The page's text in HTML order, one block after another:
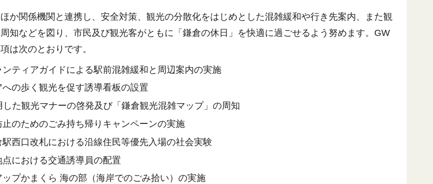
か関係機関と連携し、安全対策、観光の分散化をはじめとした混雑緩和や行き先案内、また観
知などを図り、市民及び観光客がともに「鎌倉の休日」を快適に過ごせるよう努めます。GW
は次のとおりです。
ンティアガイドによる駅前混雑緩和と周辺案内の実施
の歩く観光を促す誘導看板の設置
した観光マナーの啓発及び「鎌倉観光混雑マップ」の周知
止のためのごみ持ち帰りキャンペーンの実施
西口改札における沿線住民等優先入場の社会実験
点における交通誘導員の配置
ップかまくら 海の部（海岸でのごみ拾い）の実施